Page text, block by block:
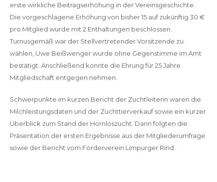
erste wirkliche Beitragserhöhung in der Vereinsgeschichte.
Die vorgeschlagene Erhöhung von bisher 15 auf zukünftig 30 €
pro Mitglied wurde mit 2 Enthaltungen beschlossen.
Turnusgemäß war der Stellvertretender Vorsitzende zu
wählen, Uwe Beißwenger wurde ohne Gegenstimme im Amt
bestätigt. Anschließend konnte die Ehrung für 25 Jahre
Mitgliedschaft entgegen nehmen.
Schwerpunkte im kurzen Bericht der Zuchtleiterin waren die
Milchleistungsdaten und der Zuchttierverkauf sowie ein kurzer
Überblick zum Stand der Hornloszucht. Dann folgten die
Präsentation der ersten Ergebnisse aus der Mitgliederumfrage
sowie der Bericht vom Förderverein Limpurger Rind.